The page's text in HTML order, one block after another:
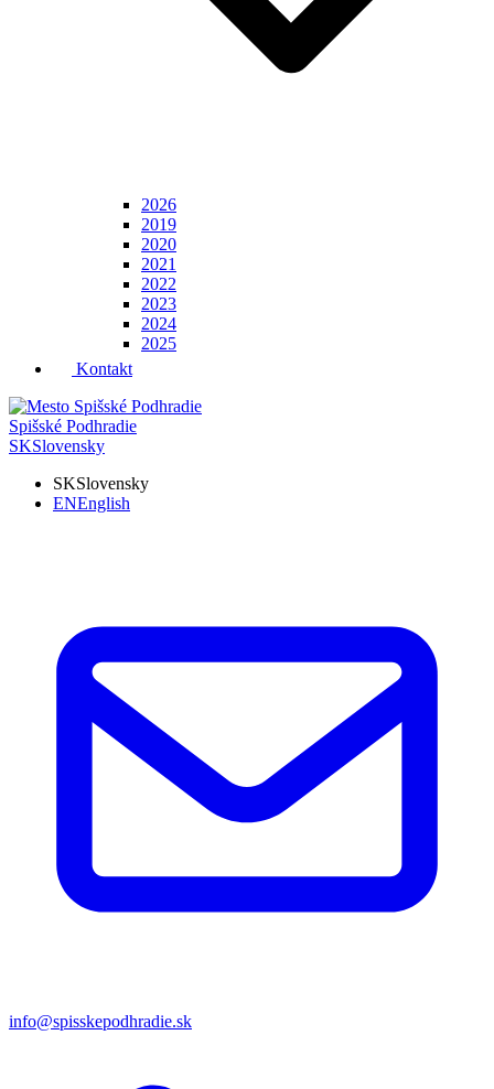
2026
2019
2020
2021
2022
2023
2024
2025
Kontakt
Spišské Podhradie
SKSlovensky
SKSlovensky
ENEnglish
info@spisskepodhradie.sk